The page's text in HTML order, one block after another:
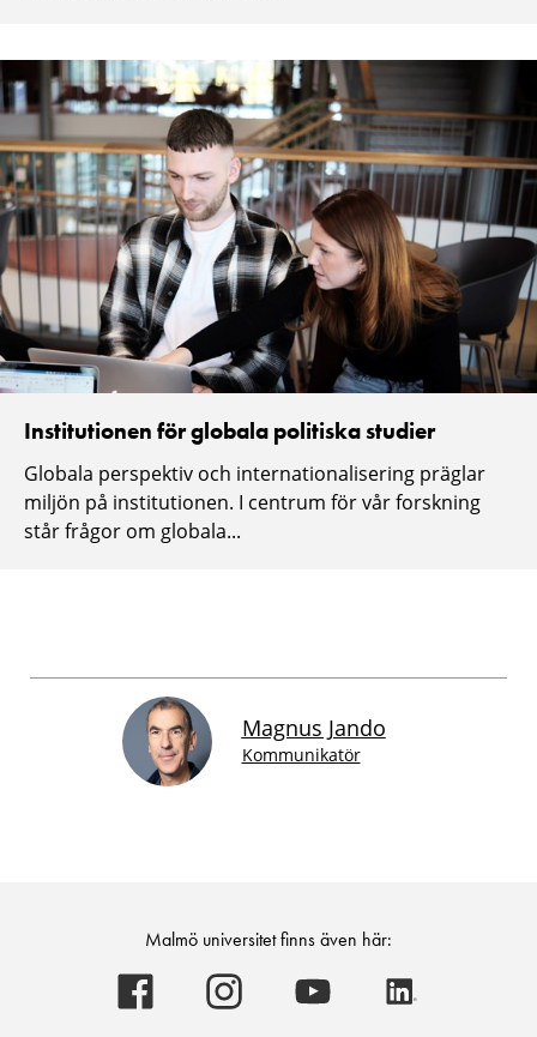
Institutionen för globala politiska studier
Globala perspektiv och internationalisering präglar
miljön på institutionen. I centrum för vår forskning
står frågor om globala...
Magnus Jando
Kommunikatör
Malmö universitet finns även här:
Malmö
universitet
Malmö
universitet
Malmö
universitet